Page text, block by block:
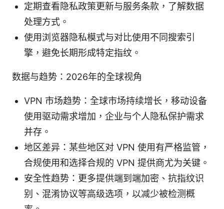
定期查看隐私政策更新与服务条款，了解数据
处理方式。
使用浏览器隐私模式与对比使用不同搜索引
擎，避免长期形成特定指纹。
数据与趋势：2026年的全球视角
VPN 市场趋势：全球市场持续增长，移动设备
使用驱动需求增加，企业与个人隐私保护需求
并存。
地区差异：某些地区对 VPN 使用有严格监管，
合规使用和选择合规的 VPN 提供商尤为关键。
安全性趋势：更多提供端到端加密、抗指纹识
别、混淆协议等高级选项，以减少被检测概